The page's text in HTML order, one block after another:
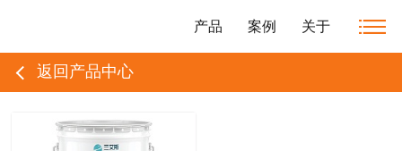
产品 案例 关于
返回产品中心